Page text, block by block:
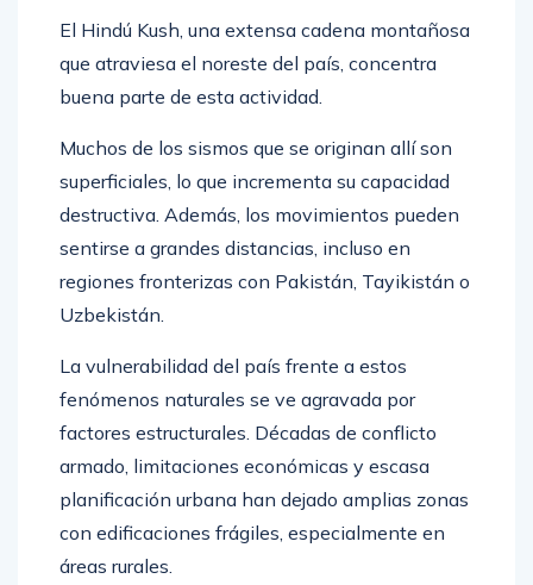
El Hindú Kush, una extensa cadena montañosa
que atraviesa el noreste del país, concentra
buena parte de esta actividad.
Muchos de los sismos que se originan allí son
superficiales, lo que incrementa su capacidad
destructiva. Además, los movimientos pueden
sentirse a grandes distancias, incluso en
regiones fronterizas con Pakistán, Tayikistán o
Uzbekistán.
La vulnerabilidad del país frente a estos
fenómenos naturales se ve agravada por
factores estructurales. Décadas de conflicto
armado, limitaciones económicas y escasa
planificación urbana han dejado amplias zonas
con edificaciones frágiles, especialmente en
áreas rurales.